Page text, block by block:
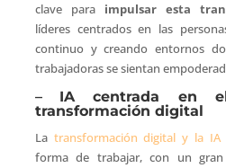
clave para impulsar esta
líderes centrados en las
continuo y creando entornos
trabajadoras se sientan
– IA centrada en
transformación digital
La transformación digital y la IA
forma de trabajar, con un